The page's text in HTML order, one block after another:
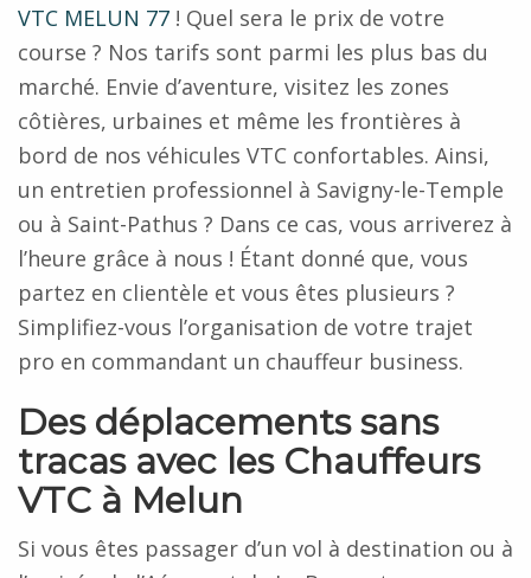
VTC MELUN 77 ! Quel sera le prix de votre
course ? Nos tarifs sont parmi les plus bas du
marché. Envie d’aventure, visitez les zones
côtières, urbaines et même les frontières à
bord de nos véhicules VTC confortables. Ainsi,
un entretien professionnel à Savigny-le-Temple
ou à Saint-Pathus ? Dans ce cas, vous arriverez à
l’heure grâce à nous ! Étant donné que, vous
partez en clientèle et vous êtes plusieurs ?
Simplifiez-vous l’organisation de votre trajet
pro en commandant un chauffeur business.
Des déplacements sans
tracas avec les Chauffeurs
VTC à Melun
Si vous êtes passager d’un vol à destination ou à